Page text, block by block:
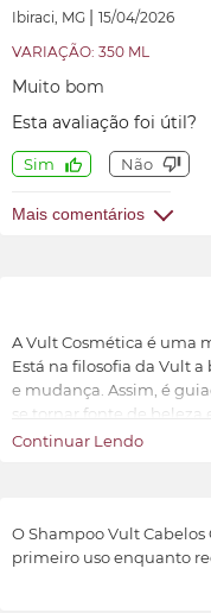
Ibiraci, MG | 15/04/2026
VARIAÇÃO: 350 ML
Muito bom
Esta avaliação foi útil?
Sim Não
Mais comentários
A Vult Cosmética é uma
Está na filosofia da Vult
e mudança. Assim, é
se tornar fonte de beleza
Cosmética é oferecer ao
Continuar Lendo
O Shampoo Vult
primeiro uso enquanto